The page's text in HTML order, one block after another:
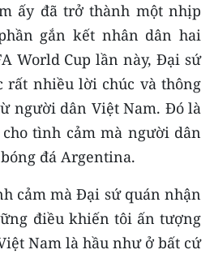
ấy đã trở thành một nhịp
gắn kết nhân dân hai
World Cup lần này, Đại sứ
rất nhiều lời chúc và thông
người dân Việt Nam. Đó là
tình cảm mà người dân
đá Argentina.
cảm mà Đại sứ quán nhận
điều khiến tôi ấn tượng
Nam là hầu như ở bất cứ